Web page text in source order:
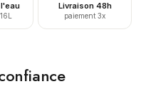
Livraison 48h
paiement 3x